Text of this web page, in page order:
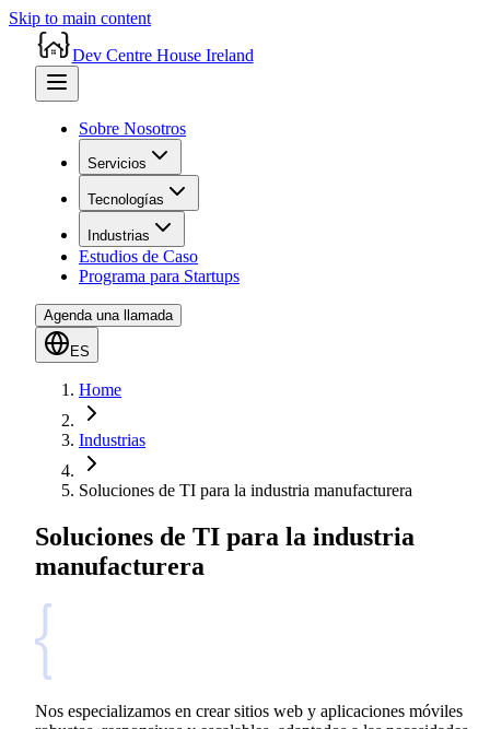
Skip to main content
Dev Centre House Ireland
Sobre Nosotros
Servicios
Tecnologías
Industrias
Estudios de Caso
Programa para Startups
Agenda una llamada
ES
Home
Industrias
Soluciones de TI para la industria manufacturera
Soluciones de TI para la industria
manufacturera
Nos especializamos en crear sitios web y aplicaciones móviles